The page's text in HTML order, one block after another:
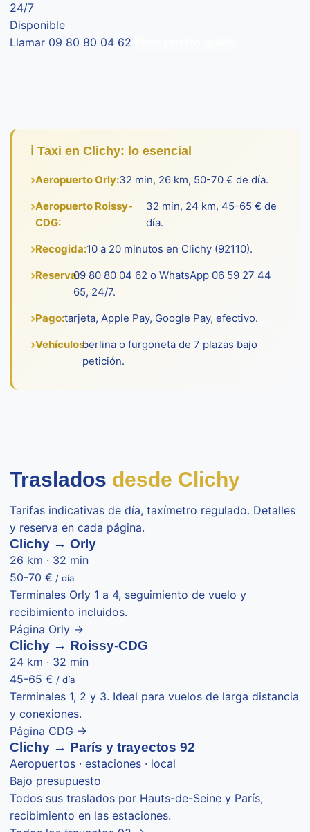
24/7
Disponible
Llamar 09 80 80 04 62
ℹ️ Taxi en Clichy: lo esencial
Aeropuerto Orly:32 min, 26 km, 50-70 € de día.
Aeropuerto Roissy-
CDG:
32 min, 24 km, 45-65 € de
día.
Recogida:10 a 20 minutos en Clichy (92110).
Reserva:09 80 80 04 62 o WhatsApp 06 59 27 44
65, 24/7.
Pago:tarjeta, Apple Pay, Google Pay, efectivo.
Vehículos:berlina o furgoneta de 7 plazas bajo
petición.
Traslados desde Clichy
Tarifas indicativas de día, taxímetro regulado. Detalles
y reserva en cada página.
Clichy → Orly
26 km · 32 min
50-70 € / día
Terminales Orly 1 a 4, seguimiento de vuelo y
recibimiento incluidos.
Página Orly →
Clichy → Roissy-CDG
24 km · 32 min
45-65 € / día
Terminales 1, 2 y 3. Ideal para vuelos de larga distancia
y conexiones.
Página CDG →
Clichy → París y trayectos 92
Aeropuertos · estaciones · local
Bajo presupuesto
Todos sus traslados por Hauts-de-Seine y París,
recibimiento en las estaciones.